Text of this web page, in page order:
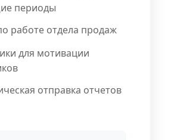
периоды
работе отдела продаж
для мотивации
отправка отчетов